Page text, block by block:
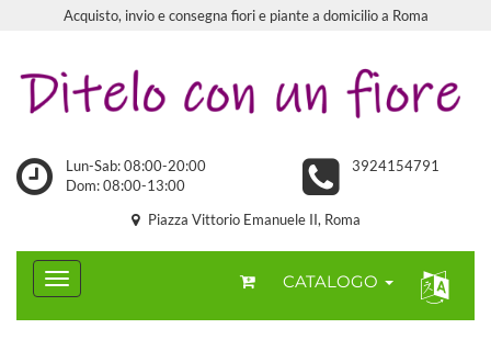
Acquisto, invio e consegna fiori e piante a domicilio a Roma
Lun-Sab: 08:00-20:00
Dom: 08:00-13:00
3924154791
Piazza Vittorio Emanuele II, Roma
CATALOGO